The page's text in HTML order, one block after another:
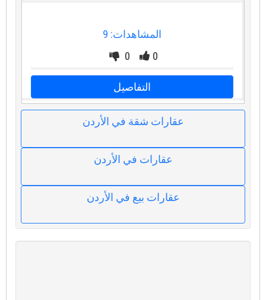
المشاهدات: 9
0
0
التفاصيل
عقارات شقة في الأردن
عقارات في الأردن
عقارات بيع في الأردن